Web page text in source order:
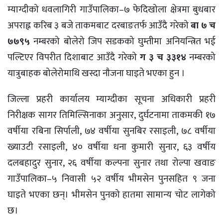
म्याग्दीको धवलागिरी गाउँपालिका–७ फेदिखोला क्षेत्रमा बुधबार
अपराह्न करिब ३ बजे ताकमबाट दरबाङतर्फ आउँदै गरेकोबा ७ च
७७९५ नम्बरको बोलेरो जिप सडकको घुम्तीमा अनियन्त्रित भई
पल्टिएर विपरीत दिशाबाट आउँदै गरेकोग ३ च ३३१४ नम्बरको
यात्रुबाहक बोलेरोमाथि खस्दा नाैजना घाइते भएका हुन ।
जिल्ला प्रहरी कार्यालय म्याग्दीका सूचना अधिकारी प्रहरी
निरीक्षक सागर तिमिल्सिनाका अनुसार, दुर्घटनामा ताकमकी १७
वर्षीया रबिना सिर्पाली, ७४ वर्षीया सुनबिर रसाइली, ७८ वर्षीया
ख्याउटी रसाइली, ४० वर्षीया धना कुमारी सुनार, ६३ वर्षीय
दलबहादुर सुनार, २६ वर्षीया कल्पना सुनार तथा रोल्पा खवाङ
गाउँपालिका–५ निवासी ५२ वर्षीय भीमसेन पुनसहित ९ जना
घाइते भएका छन्। भीमसेन पुनको हातमा सामान्य चोट लागेको
छ।